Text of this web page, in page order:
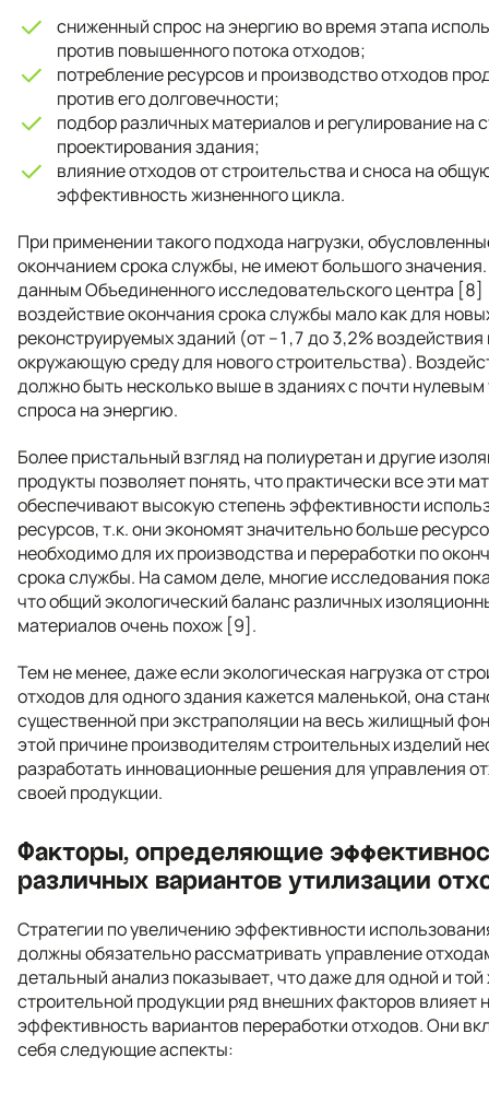
сниженный спрос на энергию во время этапа
против повышенного потока отходов;
потребление ресурсов и производство отходов
против его долговечности;
подбор различных материалов и регулирование на
проектирования здания;
влияние отходов от строительства и сноса на
эффективность жизненного цикла.
При применении такого подхода нагрузки,
окончанием срока службы, не имеют большого
данным Объединенного исследовательского центра [8]
воздействие окончания срока службы мало как для
реконструируемых зданий (от –1,7 до 3,2% воздействия
окружающую среду для нового строительства).
должно быть несколько выше в зданиях с почти
спроса на энергию.
Более пристальный взгляд на полиуретан и другие
продукты позволяет понять, что практически все эти
обеспечивают высокую степень эффективности
ресурсов, т.к. они экономят значительно больше
необходимо для их производства и переработки по
срока службы. На самом деле, многие исследования
что общий экологический баланс различных
материалов очень похож [9].
Тем не менее, даже если экологическая нагрузка от
отходов для одного здания кажется маленькой, она
существенной при экстраполяции на весь жилищный
этой причине производителям строительных изделий
разработать инновационные решения для управления
своей продукции.
Факторы, определяющие
различных вариантов утилизации
Стратегии по увеличению эффективности
должны обязательно рассматривать управление
детальный анализ показывает, что даже для одной и той
строительной продукции ряд внешних факторов влияет
эффективность вариантов переработки отходов. Они
себя следующие аспекты: